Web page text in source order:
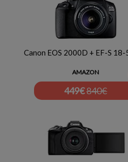
Canon EOS 2000D + EF-S 18-
AMAZON
449€840€